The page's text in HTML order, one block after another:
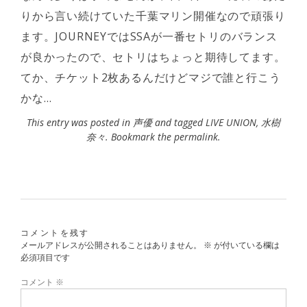
りから言い続けていた千葉マリン開催なので頑張り
ます。JOURNEYではSSAが一番セトリのバランス
が良かったので、セトリはちょっと期待してます。
てか、チケット2枚あるんだけどマジで誰と行こう
かな…
This entry was posted in 声優and taggedLIVE UNION, 水樹
奈々. Bookmark the permalink.
コメントを残す
メールアドレスが公開されることはありません。
※ が付いている欄は
必須項目です
コメント ※